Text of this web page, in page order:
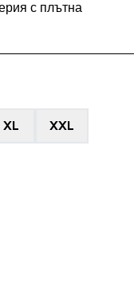
с плътна
XL XXL